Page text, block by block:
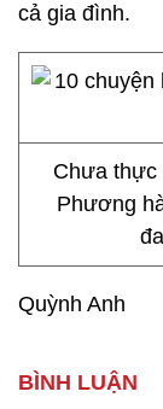
cả gia đình.
Chưa thực
Phương
Quỳnh Anh